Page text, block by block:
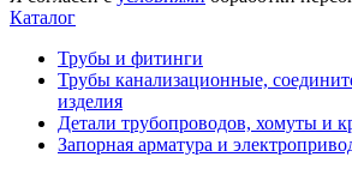
Каталог
Трубы и фитинги
Трубы канализационные,
изделия
Детали трубопроводов, хомуты и
Запорная арматура и